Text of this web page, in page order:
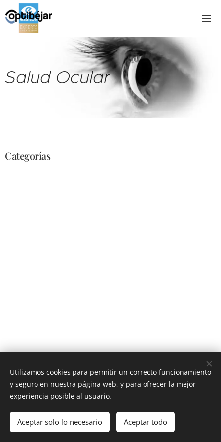
Salud Ocular
Categorías
Cookies
Utilizamos cookies para permitir un correcto funcionamiento
y seguro en nuestra página web, y para ofrecer la mejor
experiencia posible al usuario.
Aceptar solo lo necesario Aceptar todo